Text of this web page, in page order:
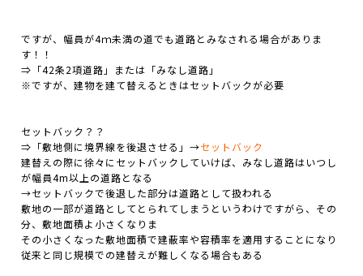
ですが、幅員が4ｍ未満の道でも道路とみなされる場合がありま
す！！
⇒「42条2項道路」または「みなし道路」
※ですが、建物を建て替えるときはセットバックが必要
セットバック？？
⇒「敷地側に境界線を後退させる」→セットバック
建替えの際に徐々にセットバックしていけば、みなし道路はいつし
が幅員4m以上の道路となる
→セットバックで後退した部分は道路として扱われる
敷地の一部が道路としてとられてしまうというわけですがら、その
分、敷地面積よ小さくなりま
その小さくなった敷地面積で建蔽率や容積率を適用することになり
従来と同じ規模での建替えが難しくなる場合もある